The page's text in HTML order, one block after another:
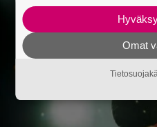
Omat